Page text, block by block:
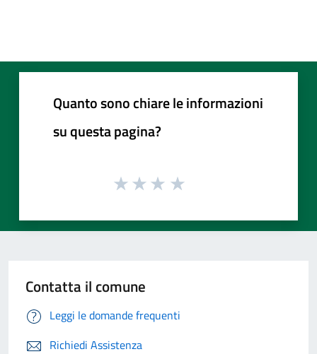
Quanto sono chiare le informazioni
su questa pagina?
Contatta il comune
Leggi le domande frequenti
Richiedi Assistenza